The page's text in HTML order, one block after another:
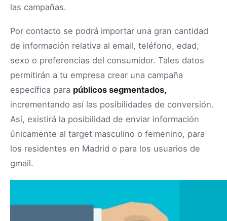
las campañas.
Por contacto se podrá importar una gran cantidad
de información relativa al email, teléfono, edad,
sexo o preferencias del consumidor. Tales datos
permitirán a tu empresa crear una campaña
específica para públicos segmentados,
incrementando así las posibilidades de conversión.
Así, existirá la posibilidad de enviar información
únicamente al target masculino o femenino, para
los residentes en Madrid o para los usuarios de
gmail.